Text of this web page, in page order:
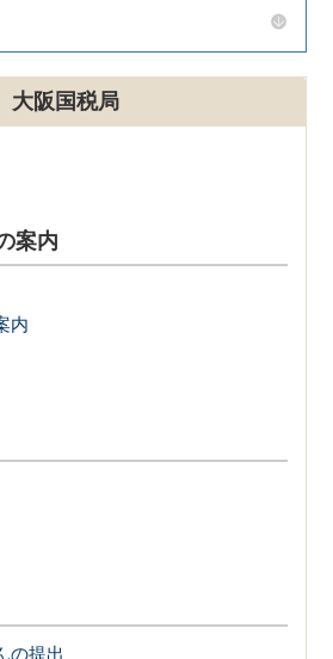
大阪国税局
案内
内
の提出